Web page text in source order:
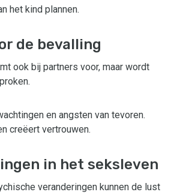
het kind plannen.
de bevalling
ook bij partners voor, maar wordt
en angsten van tevoren.
creëert vertrouwen.
in het seksleven
veranderingen kunnen de lust